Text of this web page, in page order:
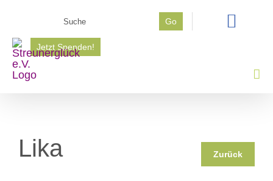
springen
Go
Jetzt Spenden!
Lika Zurück